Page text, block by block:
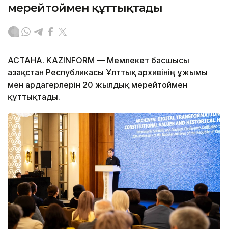
мерейтоймен құттықтады
АСТАНА. KAZINFORM — Мемлекет басшысы
Қазақстан Республикасы Ұлттық архивінің ұжымы
мен ардагерлерін 20 жылдық мерейтоймен
құттықтады.